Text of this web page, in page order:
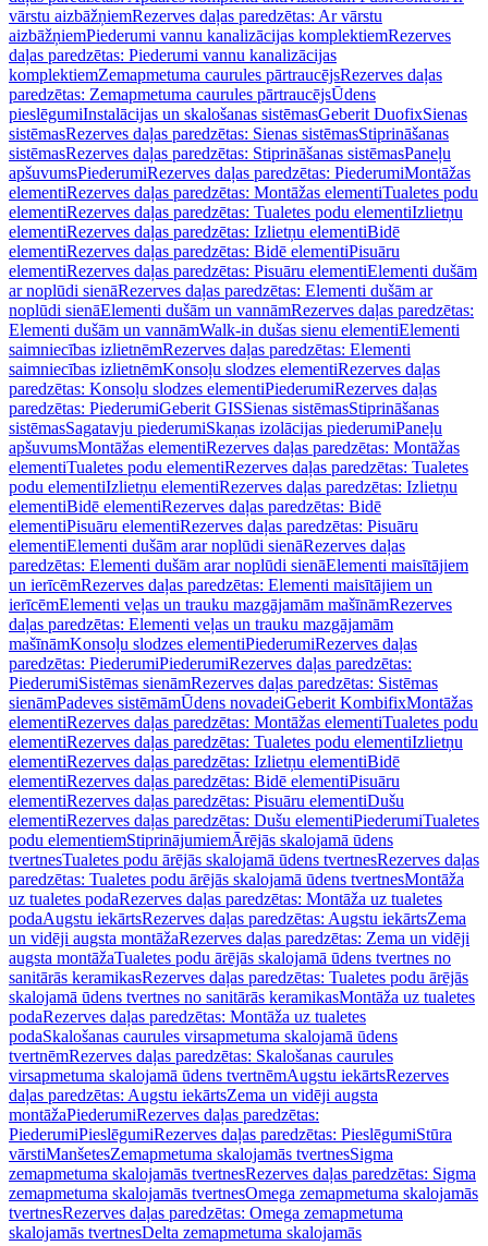
vārstu aizbāžņiemRezerves daļas paredzētas: Ar vārstu
aizbāžņiemPiederumi vannu kanalizācijas komplektiemRezerves
daļas paredzētas: Piederumi vannu kanalizācijas
komplektiemZemapmetuma caurules pārtraucējsRezerves daļas
paredzētas: Zemapmetuma caurules pārtraucējsŪdens
pieslēgumiInstalācijas un skalošanas sistēmasGeberit DuofixSienas
sistēmasRezerves daļas paredzētas: Sienas sistēmasStiprināšanas
sistēmasRezerves daļas paredzētas: Stiprināšanas sistēmasPaneļu
apšuvumsPiederumiRezerves daļas paredzētas: PiederumiMontāžas
elementiRezerves daļas paredzētas: Montāžas elementiTualetes podu
elementiRezerves daļas paredzētas: Tualetes podu elementiIzlietņu
elementiRezerves daļas paredzētas: Izlietņu elementiBidē
elementiRezerves daļas paredzētas: Bidē elementiPisuāru
elementiRezerves daļas paredzētas: Pisuāru elementiElementi dušām
ar noplūdi sienāRezerves daļas paredzētas: Elementi dušām ar
noplūdi sienāElementi dušām un vannāmRezerves daļas paredzētas:
Elementi dušām un vannāmWalk-in dušas sienu elementiElementi
saimniecības izlietnēmRezerves daļas paredzētas: Elementi
saimniecības izlietnēmKonsoļu slodzes elementiRezerves daļas
paredzētas: Konsoļu slodzes elementiPiederumiRezerves daļas
paredzētas: PiederumiGeberit GISSienas sistēmasStiprināšanas
sistēmasSagatavju piederumiSkaņas izolācijas piederumiPaneļu
apšuvumsMontāžas elementiRezerves daļas paredzētas: Montāžas
elementiTualetes podu elementiRezerves daļas paredzētas: Tualetes
podu elementiIzlietņu elementiRezerves daļas paredzētas: Izlietņu
elementiBidē elementiRezerves daļas paredzētas: Bidē
elementiPisuāru elementiRezerves daļas paredzētas: Pisuāru
elementiElementi dušām arar noplūdi sienāRezerves daļas
paredzētas: Elementi dušām arar noplūdi sienāElementi maisītājiem
un ierīcēmRezerves daļas paredzētas: Elementi maisītājiem un
ierīcēmElementi veļas un trauku mazgājamām mašīnāmRezerves
daļas paredzētas: Elementi veļas un trauku mazgājamām
mašīnāmKonsoļu slodzes elementiPiederumiRezerves daļas
paredzētas: PiederumiPiederumiRezerves daļas paredzētas:
PiederumiSistēmas sienāmRezerves daļas paredzētas: Sistēmas
sienāmPadeves sistēmāmŪdens novadeiGeberit KombifixMontāžas
elementiRezerves daļas paredzētas: Montāžas elementiTualetes podu
elementiRezerves daļas paredzētas: Tualetes podu elementiIzlietņu
elementiRezerves daļas paredzētas: Izlietņu elementiBidē
elementiRezerves daļas paredzētas: Bidē elementiPisuāru
elementiRezerves daļas paredzētas: Pisuāru elementiDušu
elementiRezerves daļas paredzētas: Dušu elementiPiederumiTualetes
podu elementiemStiprinājumiemĀrējās skalojamā ūdens
tvertnesTualetes podu ārējās skalojamā ūdens tvertnesRezerves daļas
paredzētas: Tualetes podu ārējās skalojamā ūdens tvertnesMontāža
uz tualetes podaRezerves daļas paredzētas: Montāža uz tualetes
podaAugstu iekārtsRezerves daļas paredzētas: Augstu iekārtsZema
un vidēji augsta montāžaRezerves daļas paredzētas: Zema un vidēji
augsta montāžaTualetes podu ārējās skalojamā ūdens tvertnes no
sanitārās keramikasRezerves daļas paredzētas: Tualetes podu ārējās
skalojamā ūdens tvertnes no sanitārās keramikasMontāža uz tualetes
podaRezerves daļas paredzētas: Montāža uz tualetes
podaSkalošanas caurules virsapmetuma skalojamā ūdens
tvertnēmRezerves daļas paredzētas: Skalošanas caurules
virsapmetuma skalojamā ūdens tvertnēmAugstu iekārtsRezerves
daļas paredzētas: Augstu iekārtsZema un vidēji augsta
montāžaPiederumiRezerves daļas paredzētas:
PiederumiPieslēgumiRezerves daļas paredzētas: PieslēgumiStūra
vārstiManšetesZemapmetuma skalojamās tvertnesSigma
zemapmetuma skalojamās tvertnesRezerves daļas paredzētas: Sigma
zemapmetuma skalojamās tvertnesOmega zemapmetuma skalojamās
tvertnesRezerves daļas paredzētas: Omega zemapmetuma
skalojamās tvertnesDelta zemapmetuma skalojamās